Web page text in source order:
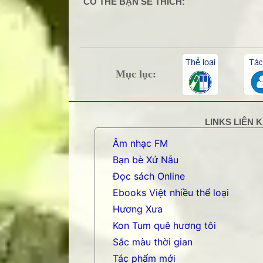
Mục lục:
LINKS LIÊN
Âm nhạc FM
Bạn bè Xứ Nẫu
Đọc sách Online
Ebooks Việt nhiều thể loại
Hương Xưa
Kon Tum quê hương tôi
Sắc màu thời gian
Tác phẩm mới